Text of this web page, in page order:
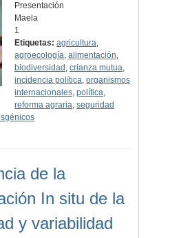
Presentación
Maela
1
Etiquetas: agricultura,
agroecología,alimentación,
biodiversidad ,crianza mutua,
incidencia política,organismos
internacionales,política,
reforma agraria,seguridad
de la
In situ de la
y variabilidad